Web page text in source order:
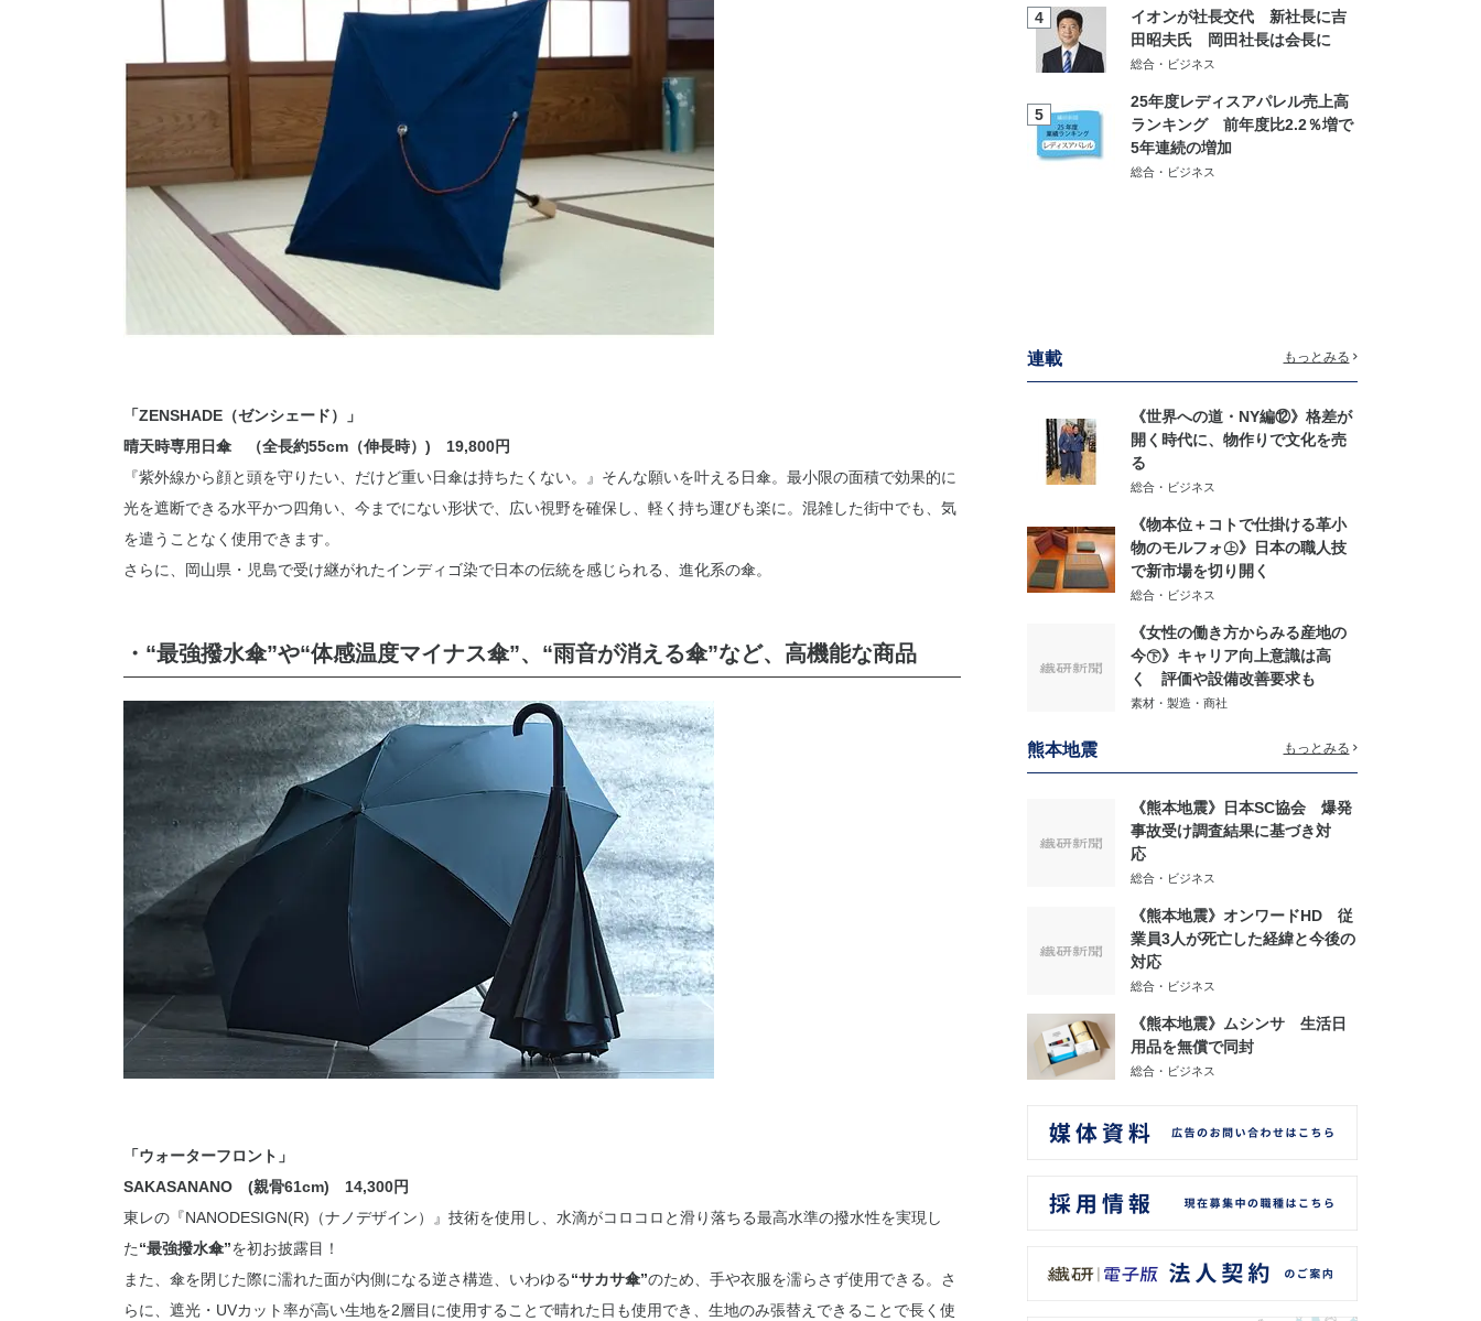
「ZENSHADE（ゼンシェード）」
晴天時専用日傘 （全長約55cm（伸長時）) 19,800円
『紫外線から顔と頭を守りたい、だけど重い日傘は持ちたくない。』そんな願いを叶える日傘。最小限の面積で効果的に
光を遮断できる水平かつ四角い、今までにない形状で、広い視野を確保し、軽く持ち運びも楽に。混雑した街中でも、気
を遣うことなく使用できます。
さらに、岡山県・児島で受け継がれたインディゴ染で日本の伝統を感じられる、進化系の傘。
・“最強撥水傘”や“体感温度マイナス傘”、“雨音が消える傘”など、高機能な商品
「ウォーターフロント」
SAKASANANO (親骨61cm) 14,300円
東レの『NANODESIGN(R)︎（ナノデザイン）』技術を使用し、水滴がコロコロと滑り落ちる最高水準の撥水性を実現し
た“最強撥水傘”を初お披露目！
また、傘を閉じた際に濡れた面が内側になる逆さ構造、いわゆる“サカサ傘”のため、手や⾐服を濡らさず使用できる。さ
らに、遮光・UVカット率が高い生地を2層目に使用することで晴れた日も使用でき、生地のみ張替えできることで長く使
4
イオンが社長交代 新社長に吉
田昭夫氏 岡田社長は会長に
総合・ビジネス
5
25年度レディスアパレル売上高
ランキング 前年度比2.2％増で
5年連続の増加
総合・ビジネス
連載 もっとみる
《世界への道・NY編⑫》格差が
開く時代に、物作りで文化を売
る
総合・ビジネス
《物本位＋コトで仕掛ける革小
物のモルフォ㊤》日本の職人技
で新市場を切り開く
総合・ビジネス
《女性の働き方からみる産地の
今㊦》キャリア向上意識は高
く 評価や設備改善要求も
素材・製造・商社
熊本地震 もっとみる
《熊本地震》日本SC協会 爆発
事故受け調査結果に基づき対
応
総合・ビジネス
《熊本地震》オンワードHD 従
業員3人が死亡した経緯と今後の
対応
総合・ビジネス
《熊本地震》ムシンサ 生活日
用品を無償で同封
総合・ビジネス